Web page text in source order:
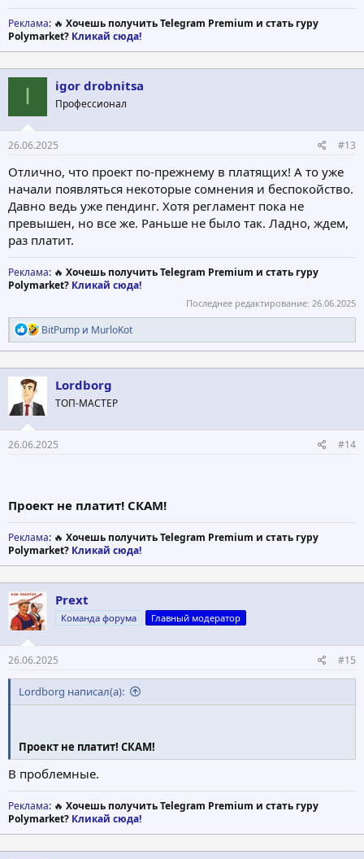
Реклама: 🔥 Хочешь получить Telegram Premium и стать гуру
Polymarket? Кликай сюда!
I igor drobnitsa
Профессионал
26.06.2025 #13
Отлично, что проект по-прежнему в платящих! А то уже
начали появляться некоторые сомнения и беспокойство.
Давно ведь уже пендинг. Хотя регламент пока не
превышен, но все же. Раньше не было так. Ладно, ждем,
раз платит.
Реклама: 🔥 Хочешь получить Telegram Premium и стать гуру
Polymarket? Кликай сюда!
Последнее редактирование: 26.06.2025
Р
е
а
к
ц
и
:
BitPump и MurloKot
Lordborg
ТОП-МАСТЕР
26.06.2025 #14
Проект не платит! СКАМ!
Реклама: 🔥 Хочешь получить Telegram Premium и стать гуру
Polymarket? Кликай сюда!
Prext
Команда форума Главный модератор
26.06.2025 #15
Lordborg написал(а):
Проект не платит! СКАМ!
В проблемные.
Реклама: 🔥 Хочешь получить Telegram Premium и стать гуру
Polymarket? Кликай сюда!